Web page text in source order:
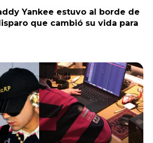
Yankee estuvo al borde de
que cambió su vida para